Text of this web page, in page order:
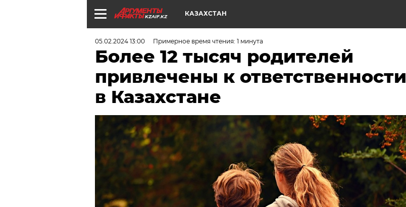
KZAIF.KZ КАЗАХСТАН
05.02.2024 13:00 Примерное время чтения: 1 минута
Более 12 тысяч родителей
привлечены к ответственности
в Казахстане